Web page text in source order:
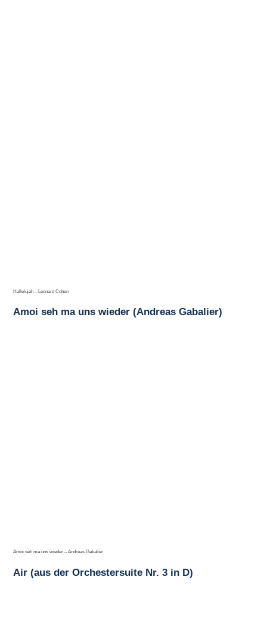
Hallelujah – Leonard Cohen
Amoi seh ma uns wieder (Andreas Gabalier)
Amoi seh ma uns wieder – Andreas Gabalier
Air (aus der Orchestersuite Nr. 3 in D)